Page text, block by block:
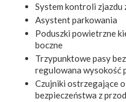
System kontroli zjazdu
Asystent parkowania
Poduszki powietrzne
boczne
Trzypunktowe pasy
regulowana wysokość
Czujniki ostrzegające
bezpieczeństwa z